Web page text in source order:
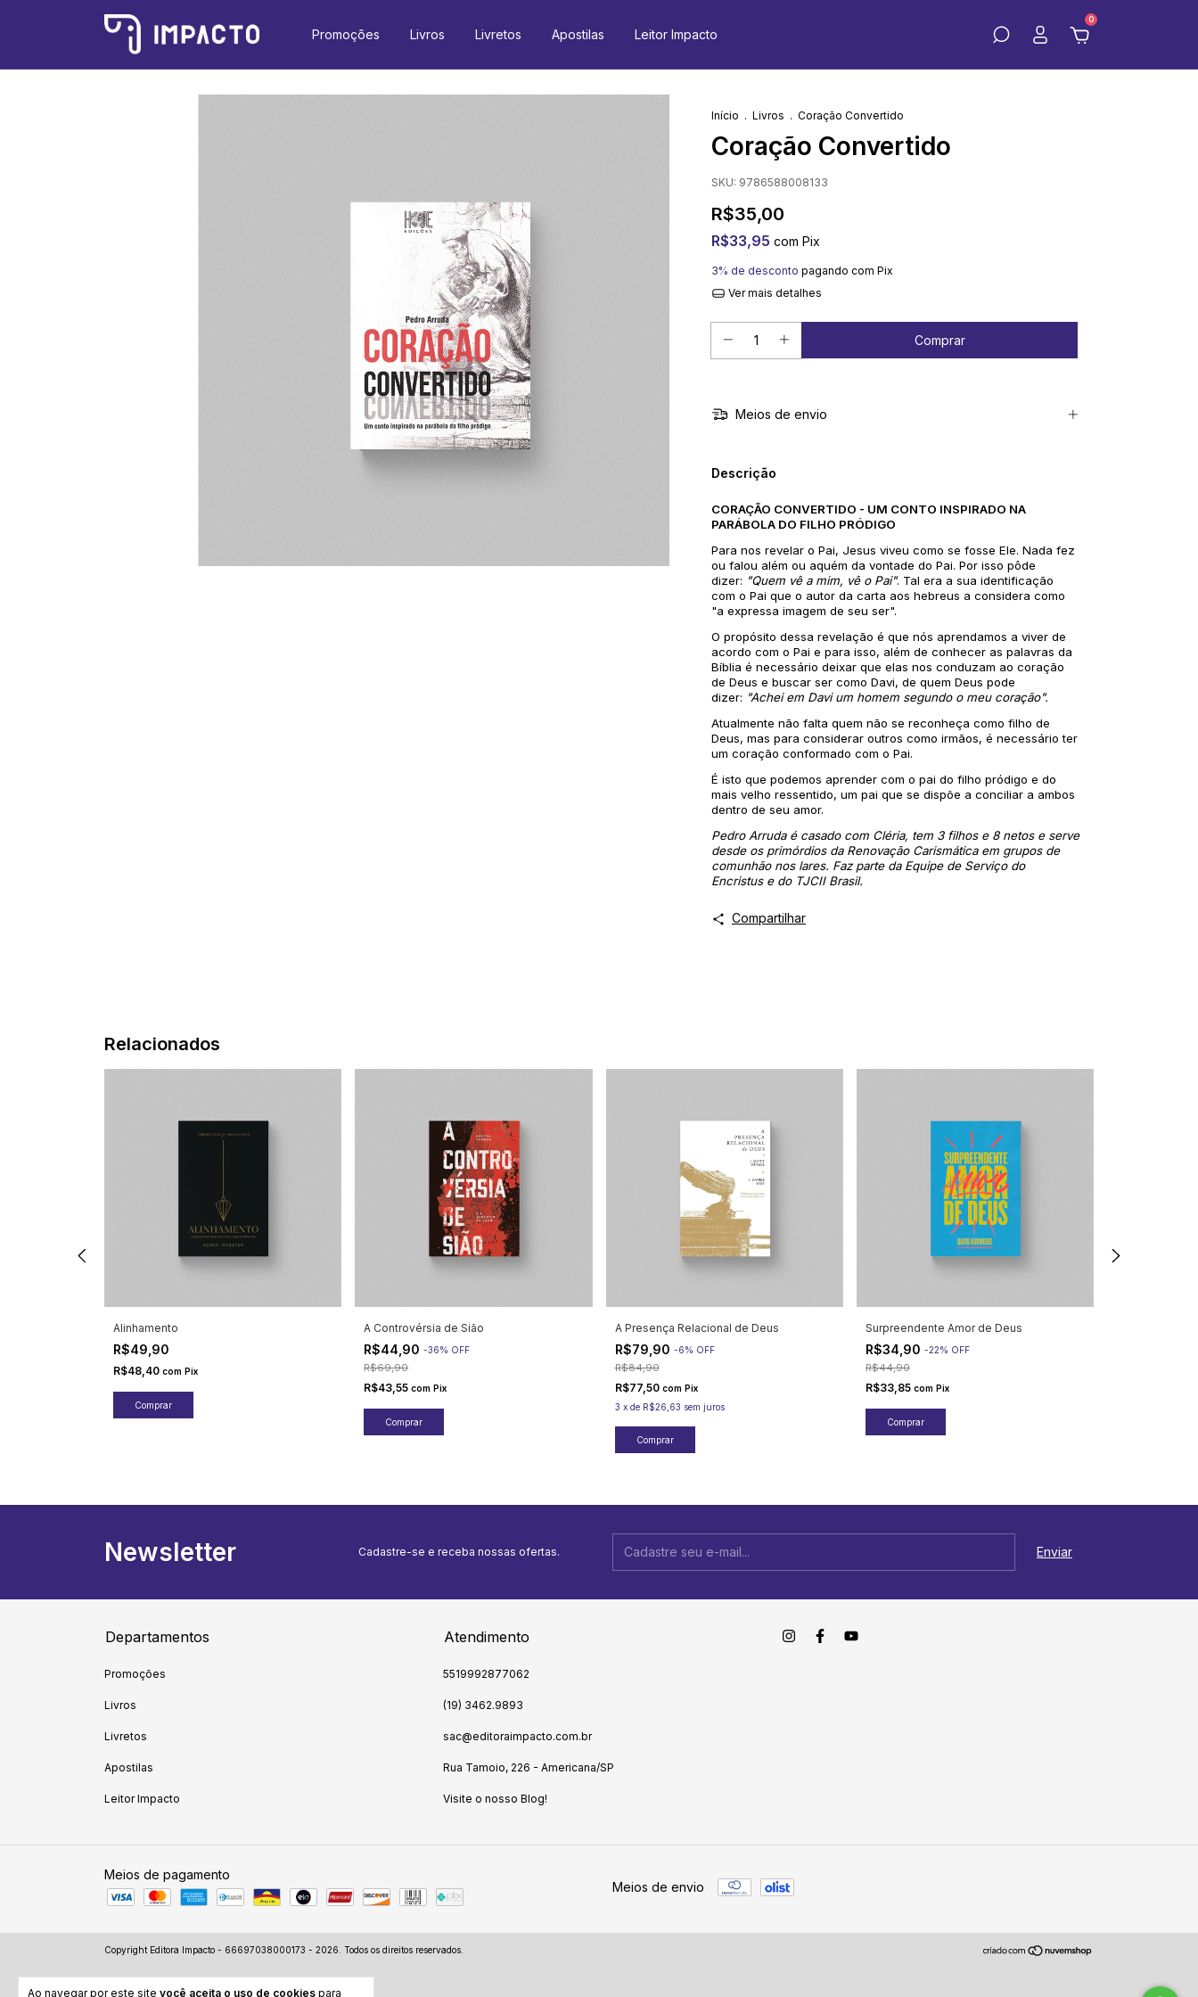
Promoções Livros Livretos Apostilas Leitor Impacto
0
Ao navegar por este site você aceita o uso de cookies para
Início . Livros . Coração Convertido
Coração Convertido
SKU: 9786588008133
R$35,00
R$33,95 com Pix
3% de desconto pagando com Pix
Ver mais detalhes
Meios de envio
Descrição
CORAÇÃO CONVERTIDO - UM CONTO INSPIRADO NA
PARÁBOLA DO FILHO PRÓDIGO
Para nos revelar o Pai, Jesus viveu como se fosse Ele. Nada fez
ou falou além ou aquém da vontade do Pai. Por isso pôde
dizer: "Quem vê a mim, vê o Pai". Tal era a sua identificação
com o Pai que o autor da carta aos hebreus a considera como
"a expressa imagem de seu ser".
O propósito dessa revelação é que nós aprendamos a viver de
acordo com o Pai e para isso, além de conhecer as palavras da
Bíblia é necessário deixar que elas nos conduzam ao coração
de Deus e buscar ser como Davi, de quem Deus pode
dizer: "Achei em Davi um homem segundo o meu coração".
Atualmente não falta quem não se reconheça como filho de
Deus, mas para considerar outros como irmãos, é necessário ter
um coração conformado com o Pai.
É isto que podemos aprender com o pai do filho pródigo e do
mais velho ressentido, um pai que se dispõe a conciliar a ambos
dentro de seu amor.
Pedro Arruda é casado com Cléria, tem 3 filhos e 8 netos e serve
desde os primórdios da Renovação Carismática em grupos de
comunhão nos lares. Faz parte da Equipe de Serviço do
Encristuse do TJCII Brasil.
Compartilhar
Relacionados
Alinhamento
R$49,90
R$48,40 com Pix
A Controvérsia de Sião
R$44,90-36% OFF
R$69,90
R$43,55com Pix
A Presença Relacional de Deus
R$79,90 -6% OFF
R$84,90
R$77,50 com Pix
3 x de R$26,63 sem juros
Surpreendente Amor de Deus
R$34,90 -22% OFF
R$44,90
R$33,85 com Pix
Newsletter Cadastre-se e receba nossas ofertas.
Departamentos
Promoções
Livros
Livretos
Apostilas
Leitor Impacto
Atendimento
5519992877062
(19) 3462.9893
sac@editoraimpacto.com.br
Rua Tamoio, 226 - Americana/SP
Visite o nosso Blog!
Meios de pagamento
Meios de envio
Copyright Editora Impacto - 66697038000173 - 2026. Todos os direitos reservados.